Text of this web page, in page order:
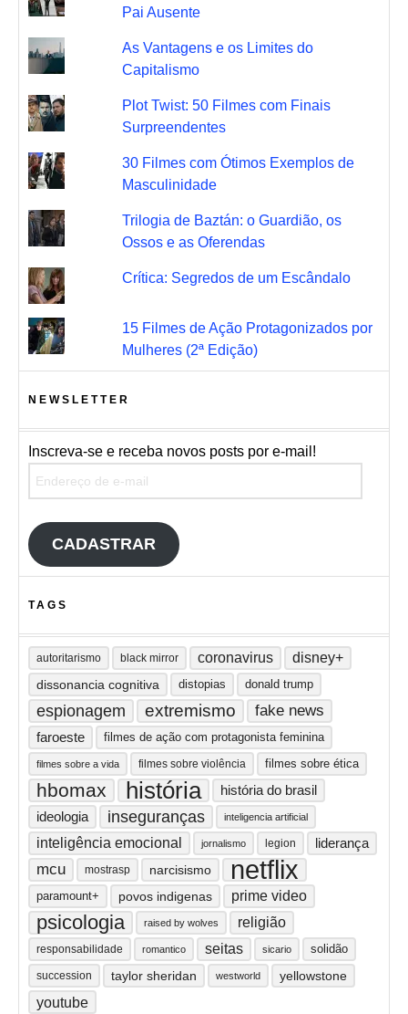
Pai Ausente
As Vantagens e os Limites do
Capitalismo
Plot Twist: 50 Filmes com Finais
Surpreendentes
30 Filmes com Ótimos Exemplos de
Masculinidade
Trilogia de Baztán: o Guardião, os
Ossos e as Oferendas
Crítica: Segredos de um Escândalo
15 Filmes de Ação Protagonizados por
Mulheres (2ª Edição)
NEWSLETTER
Inscreva-se e receba novos posts por e-mail!
CADASTRAR
TAGS
autoritarismo black mirror coronavirus disney+
dissonancia cognitiva distopias donald trump
espionagem extremismo fake news
faroeste filmes de ação com protagonista feminina
filmes sobre a vida filmes sobre violência filmes sobre ética
hbomax história história do brasil
ideologia inseguranças inteligencia artificial
inteligência emocional jornalismo legion liderança
mcu mostrasp narcisismo netflix
paramount+ povos indigenas prime video
psicologia raised by wolves religião
responsabilidade romantico seitas sicario solidão
succession taylor sheridan westworld yellowstone
youtube